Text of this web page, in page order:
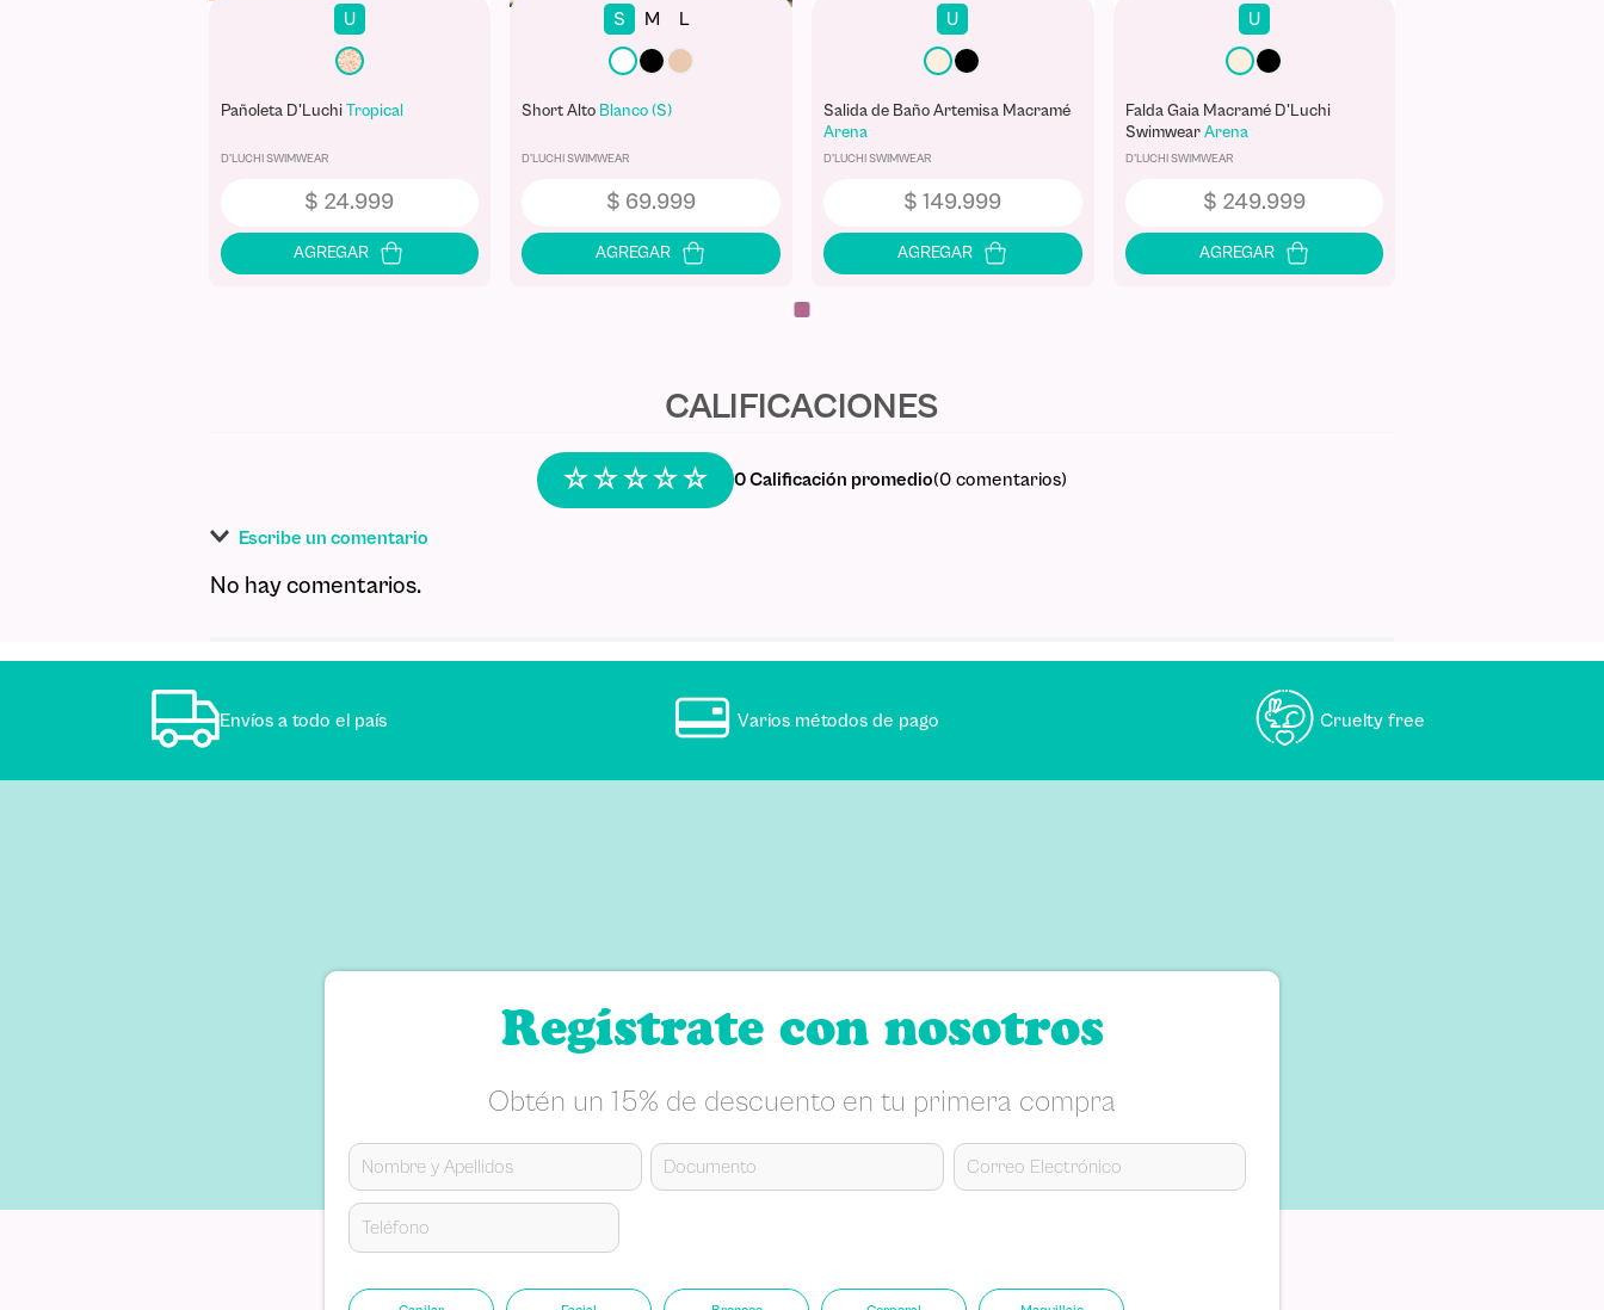
U
Pañoleta D'Luchi Tropical
D'LUCHI SWIMWEAR
$ 24.999
S M L
Short Alto Blanco (S)
D'LUCHI SWIMWEAR
$ 69.999
U
Salida de Baño Artemisa Macramé
Arena
D'LUCHI SWIMWEAR
$ 149.999
U
Falda Gaia Macramé D'Luchi
Swimwear Arena
D'LUCHI SWIMWEAR
$ 249.999
☆☆☆☆☆ 0 Calificación promedio(0 comentarios)
Escribe un comentario
Califica el producto de 1 a 5 estrellas
ENVIAR COMENTARIO
No hay comentarios.
Envíos a todo el país Varios métodos de pago Cruelty free
Regístrate con nosotros
Obtén un 15% de descuento en tu primera compra